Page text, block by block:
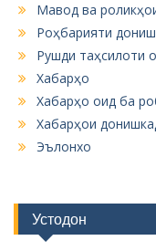
Мавод ва
Роҳбарияти
Рушди таҳсилоти
Хабарҳо
Хабарҳо оид ба
Хабарҳои
Эълонхо
Устодон